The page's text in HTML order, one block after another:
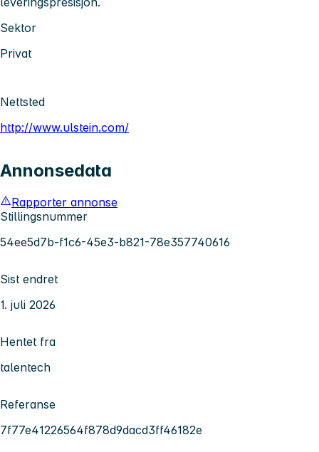
Sektor
Privat
Nettsted
http://www.ulstein.com/
Annonsedata
Rapporter annonse
Stillingsnummer
54ee5d7b-f1c6-45e3-b821-78e357740616
Sist endret
1. juli 2026
Hentet fra
talentech
Referanse
7f77e41226564f878d9dacd3ff46182e